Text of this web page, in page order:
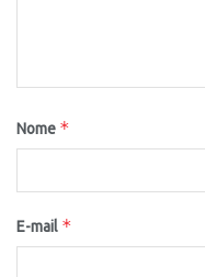
Nome *
E-mail *